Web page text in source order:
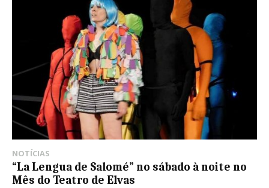
NOTÍCIAS
“La Lengua de Salomé” no sábado à noite no
Mês do Teatro de Elvas